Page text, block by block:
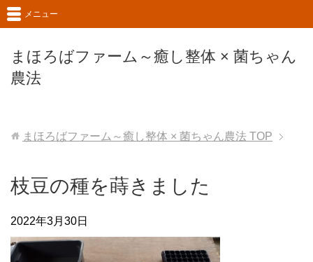
まほろばファーム～癒し整体 × 菌ちゃん
農法
メニュー
まほろばファーム～癒し整体 × 菌ちゃん農法 TOP
枝豆の種を蒔きました
2022年3月30日